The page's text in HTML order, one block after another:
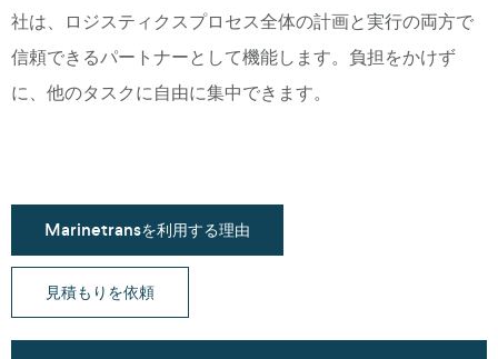
社は、ロジスティクスプロセス全体の計画と実行の両方で
信頼できるパートナーとして機能します。負担をかけず
に、他のタスクに自由に集中できます。
Marinetransを利用する理由
見積もりを依頼